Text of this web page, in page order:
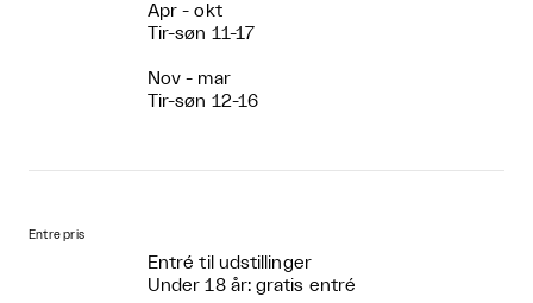
Apr - okt
Tir-søn 11-17
Nov - mar
Tir-søn 12-16
Entre pris
Entré til udstillinger
Under 18 år: gratis entré